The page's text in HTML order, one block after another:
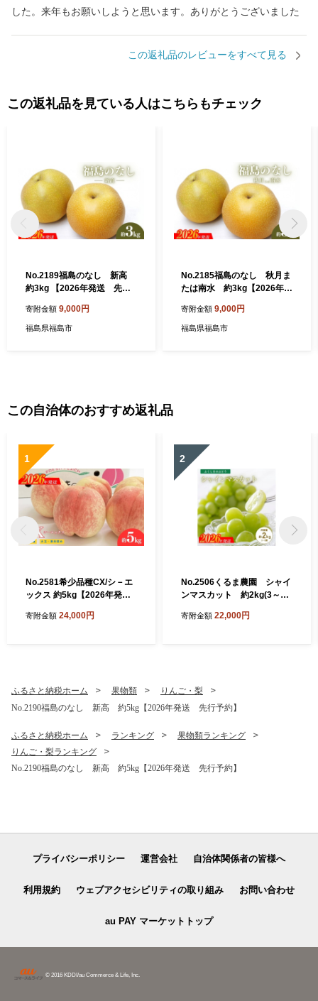
した。来年もお願いしようと思います。ありがとうございました
この返礼品のレビューをすべて見る
この返礼品を見ている人はこちらもチェック
No.2189福島のなし 新高
約3kg 【2026年発送 先行
寄附金額 9,000円
福島県福島市
No.2185福島のなし 秋月ま
たは南水 約3kg【2026年発
寄附金額 9,000円
福島県福島市
この自治体のおすすめ返礼品
1
No.2581希少品種CX/シ－エ
ックス 約5kg【2026年発
寄附金額 24,000円
2
No.2506くるま農園 シャイ
ンマスカット 約2kg(3～5
約】
寄附金額 22,000円
ふるさと納税ホーム 果物類
りんご・梨
No.2190福島のなし 新高 約5kg【2026年発送 先行予約】
ふるさと納税ホーム ランキング
果物類ランキング
りんご・梨ランキング
No.2190福島のなし 新高 約5kg【2026年発送 先行予約】
プライバシーポリシー 運営会社 自治体関係者の皆様へ
利用規約 ウェブアクセシビリティの取り組み お問い合わせ
au PAY マーケットトップ
© 2016 KDDI/au Commerce & Life, Inc.